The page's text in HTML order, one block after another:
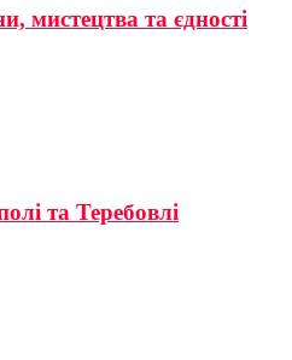
мистецтва та єдності
та Теребовлі